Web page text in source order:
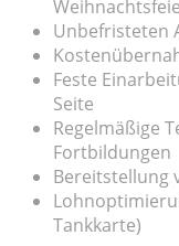
Unbefristeten
Feste
Seite
Regelmäßige
Fortbildungen
Bereitstellung
Tankkarte)